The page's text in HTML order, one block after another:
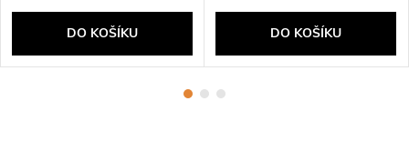
DO KOŠÍKU DO KOŠÍKU